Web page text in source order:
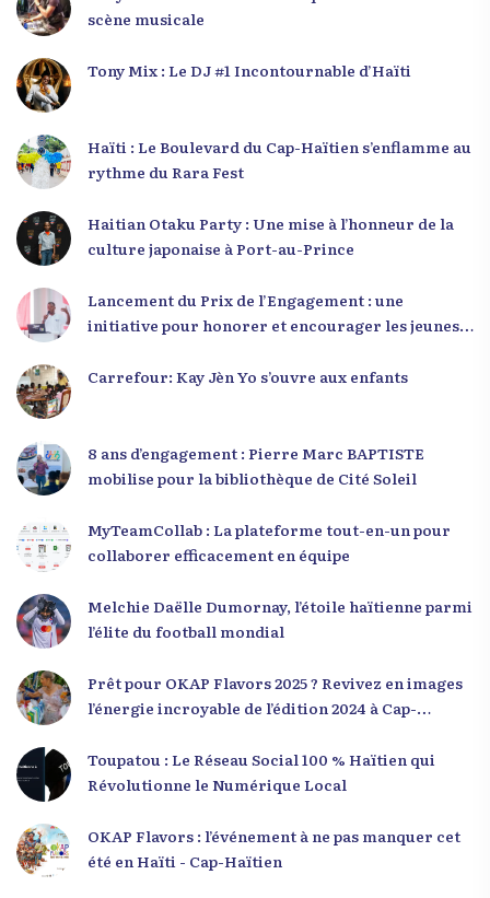
scène musicale
Tony Mix : Le DJ #1 Incontournable d’Haïti
Haïti : Le Boulevard du Cap-Haïtien s’enflamme au
rythme du Rara Fest
Haitian Otaku Party : Une mise à l’honneur de la
culture japonaise à Port-au-Prince
Lancement du Prix de l’Engagement : une
initiative pour honorer et encourager les jeunes
Carrefour: Kay Jèn Yo s’ouvre aux enfants
8 ans d’engagement : Pierre Marc BAPTISTE
mobilise pour la bibliothèque de Cité Soleil
MyTeamCollab : La plateforme tout-en-un pour
collaborer efficacement en équipe
Melchie Daëlle Dumornay, l’étoile haïtienne parmi
l’élite du football mondial
Prêt pour OKAP Flavors 2025 ? Revivez en images
l’énergie incroyable de l’édition 2024 à Cap-
Toupatou : Le Réseau Social 100 % Haïtien qui
Révolutionne le Numérique Local
OKAP Flavors : l’événement à ne pas manquer cet
été en Haïti - Cap-Haïtien